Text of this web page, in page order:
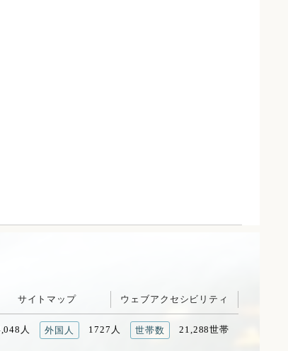
サイトマップ ウェブアクセシビリティ
人 外国人 1727人 世帯数 21,288世帯